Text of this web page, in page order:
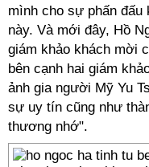
mình cho sự phấn đấu
này. Và mới đây, Hồ
giám khảo khách mời
bên cạnh hai giám
ảnh gia người Mỹ Yu
sự uy tín cũng như
thương nhớ".